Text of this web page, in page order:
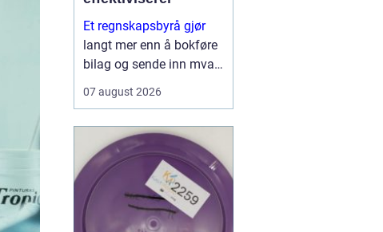
Et regnskapsbyrå gjør
langt mer enn å bokføre
bilag og sende inn mva-
bedrifter fungerer byrået
økonomipartner,
kontrollinstans og
sparringspartner for
videre vekst. Når ...
07 august 2026